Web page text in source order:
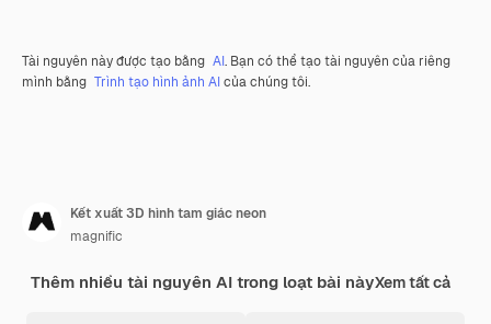
Tài nguyên này được tạo bằng AI. Bạn có thể tạo tài nguyên của riêng
mình bằng Trình tạo hình ảnh AIcủa chúng tôi.
Kết xuất 3D hình tam giác neon
magnific
Thêm nhiều tài nguyên AI trong loạt bài nàyXem tất cả